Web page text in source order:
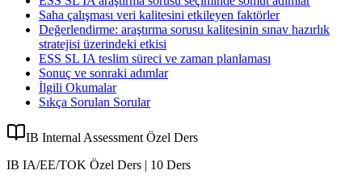
Saha çalışması veri kalitesini etkileyen faktörler
Değerlendirme: araştırma sorusu kalitesinin sınav hazırlık
stratejisi üzerindeki etkisi
ESS SL IA teslim süreci ve zaman planlaması
Sonuç ve sonraki adımlar
İlgili Okumalar
Sıkça Sorulan Sorular
IB Internal Assessment Özel Ders
IB IA/EE/TOK Özel Ders | 10 Ders